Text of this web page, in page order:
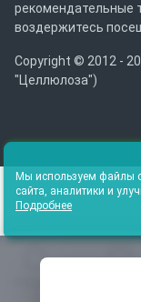
рекомендательные
воздержитесь
Copyright © 2012 -
"Целлюлоза")
Мы используем файлы
сайта, аналитики и
Подробнее